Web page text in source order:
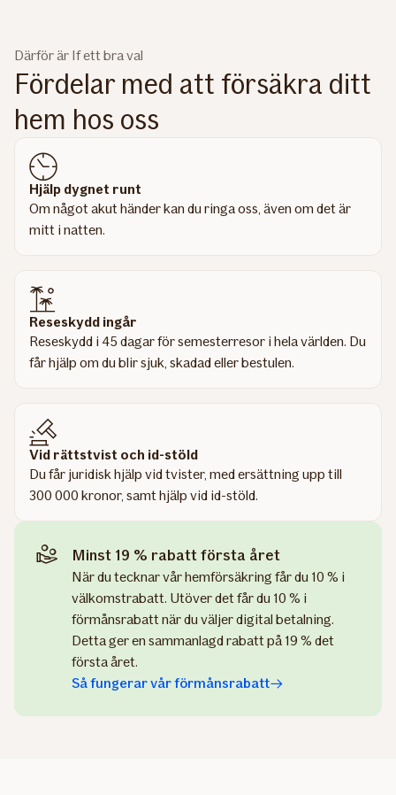
Därför är If ett bra val
Fördelar med att försäkra ditt
hem hos oss
Hjälp dygnet runt
Om något akut händer kan du ringa oss, även om det är
mitt i natten.
Reseskydd ingår
Reseskydd i 45 dagar för semesterresor i hela världen. Du
får hjälp om du blir sjuk, skadad eller bestulen.
Vid rättstvist och id-stöld
Du får juridisk hjälp vid tvister, med ersättning upp till
300 000 kronor, samt hjälp vid id-stöld.
Minst 19 % rabatt första året
När du tecknar vår hemförsäkring får du 10 % i
välkomstrabatt. Utöver det får du 10 % i
förmånsrabatt när du väljer digital betalning.
Detta ger en sammanlagd rabatt på 19 % det
första året.
Så fungerar vår förmånsrabatt